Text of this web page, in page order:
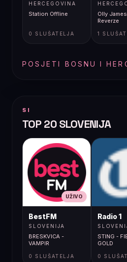
HERCEGOVINA
Station Offline
0 SLUŠATELJA
Olly
Reverze
1
POSJETI BOSNU I
SI
TOP 20 SLOVENIJA
UŽIVO
BestFM
SLOVENIJA
BRESKVICA -
VAMPIR
0 SLUŠATELJA
Radio 1
STING -
GOLD
0